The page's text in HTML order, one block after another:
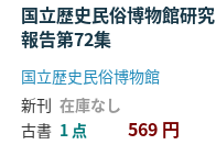
国立歴史民俗博物館研究
報告第72集
国立歴史民俗博物館
新刊 在庫なし
古書 1 点 569 円